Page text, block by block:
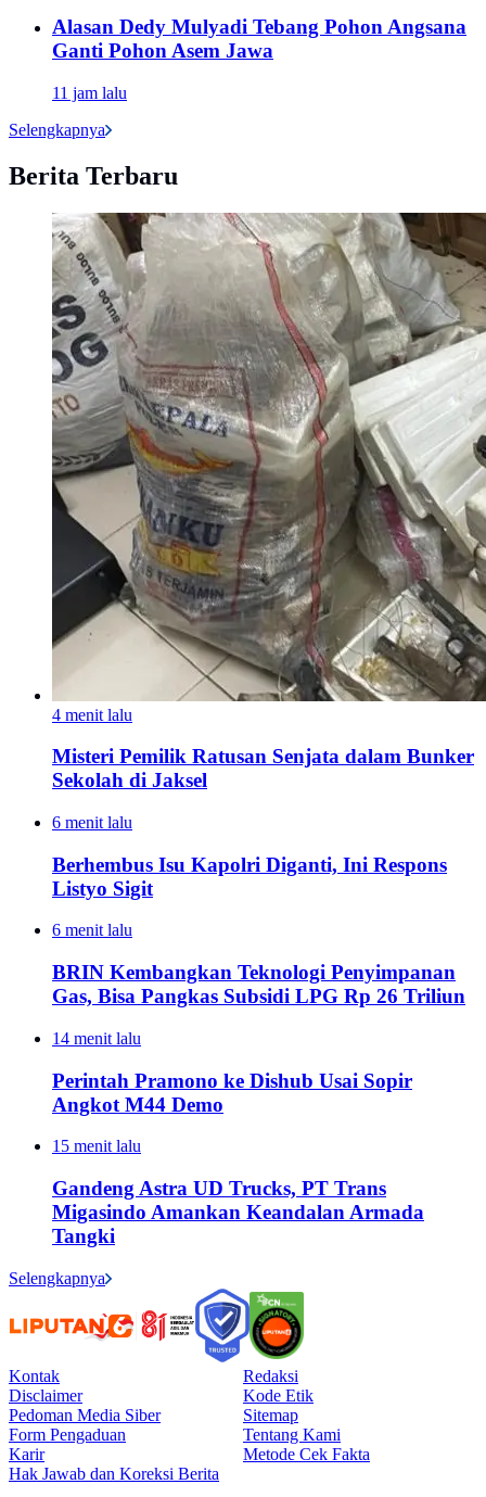
Alasan Dedy Mulyadi Tebang Pohon Angsana
Ganti Pohon Asem Jawa
11 jam lalu
Selengkapnya
Berita Terbaru
4 menit lalu
Misteri Pemilik Ratusan Senjata dalam Bunker
Sekolah di Jaksel
6 menit lalu
Berhembus Isu Kapolri Diganti, Ini Respons
Listyo Sigit
6 menit lalu
BRIN Kembangkan Teknologi Penyimpanan
Gas, Bisa Pangkas Subsidi LPG Rp 26 Triliun
14 menit lalu
Perintah Pramono ke Dishub Usai Sopir
Angkot M44 Demo
15 menit lalu
Gandeng Astra UD Trucks, PT Trans
Migasindo Amankan Keandalan Armada
Tangki
Selengkapnya
Kontak
Redaksi
Disclaimer
Kode Etik
Pedoman Media Siber
Sitemap
Form Pengaduan
Tentang Kami
Karir
Metode Cek Fakta
Hak Jawab dan Koreksi Berita